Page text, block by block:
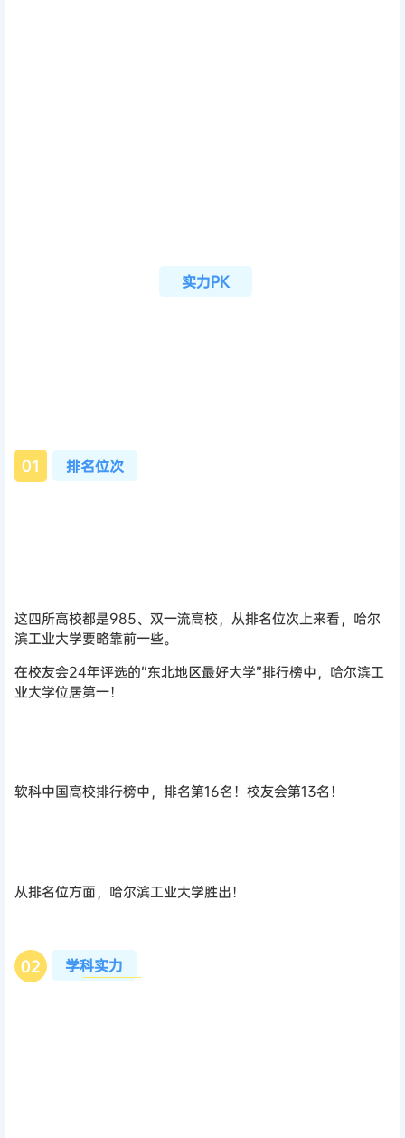
实力PK
01 排名位次
这四所高校都是985、双一流高校，从排名位次上来看，哈尔
滨工业大学要略靠前一些。
在校友会24年评选的“东北地区最好大学”排行榜中，哈尔滨工
业大学位居第一！
软科中国高校排行榜中，排名第16名！校友会第13名！
从排名位方面，哈尔滨工业大学胜出！
02 学科实力